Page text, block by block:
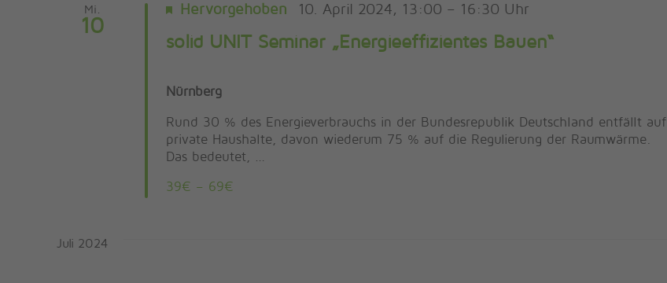
Mi.
10
solid UNIT Seminar „Energieeffizientes Bauen“
Hervorgehoben 10. April 2024, 13:00 – 16:30
Nürnberg
Rund 30 % des Energieverbrauchs in der Bundesrepublik Deutschland entfällt auf
private Haushalte, davon wiederum 75 % auf die Regulierung der Raumwärme.
Das bedeutet, …
39€ – 69€
Juli 2024